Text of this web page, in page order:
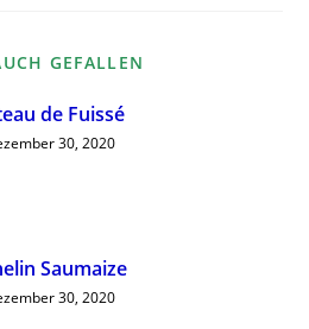
GEFALLEN
de Fuissé
30, 2020
Saumaize
30, 2020